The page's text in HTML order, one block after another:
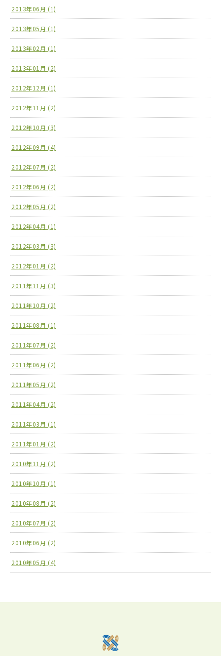
2013年06月 (1)
2013年05月 (1)
2013年02月 (1)
2013年01月 (2)
2012年12月 (1)
2012年11月 (2)
2012年10月 (3)
2012年09月 (4)
2012年07月 (2)
2012年06月 (2)
2012年05月 (2)
2012年04月 (1)
2012年03月 (3)
2012年01月 (2)
2011年11月 (3)
2011年10月 (2)
2011年08月 (1)
2011年07月 (2)
2011年06月 (2)
2011年05月 (2)
2011年04月 (2)
2011年03月 (1)
2011年01月 (2)
2010年11月 (2)
2010年10月 (1)
2010年08月 (2)
2010年07月 (2)
2010年06月 (2)
2010年05月 (4)